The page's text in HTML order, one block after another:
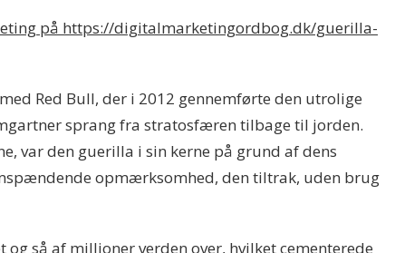
på https://digitalmarketingordbog.dk/guerilla-
Red Bull, der i 2012 gennemførte den utrolige
sprang fra stratosfæren tilbage til jorden.
var den guerilla i sin kerne på grund af dens
opmærksomhed, den tiltrak, uden brug
og så af millioner verden over, hvilket cementerede